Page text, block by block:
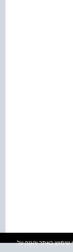
שימוש באתר והגנה על